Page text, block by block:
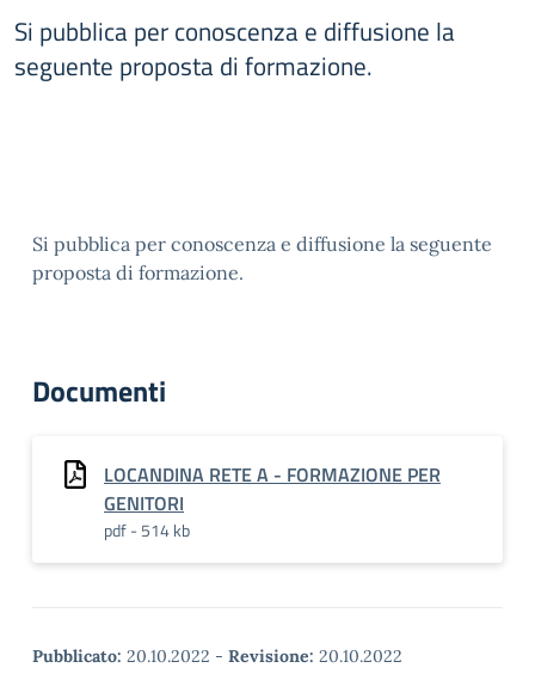
Si pubblica per conoscenza e diffusione la
seguente proposta di formazione.
Si pubblica per conoscenza e diffusione la seguente
proposta di formazione.
Documenti
LOCANDINA RETE A - FORMAZIONE PER
GENITORI
pdf - 514 kb
Pubblicato: 20.10.2022 - Revisione: 20.10.2022